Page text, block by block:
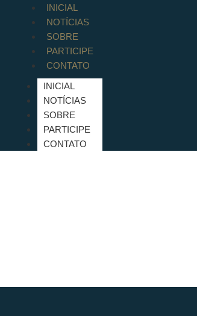
INICIAL
NOTÍCIAS
SOBRE
PARTICIPE
CONTATO
INICIAL
NOTÍCIAS
SOBRE
PARTICIPE
CONTATO